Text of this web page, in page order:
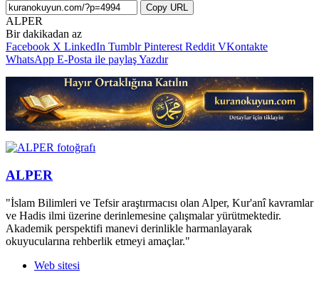
Copy URL
ALPER
Bir dakikadan az
Facebook X LinkedIn Tumblr Pinterest Reddit VKontakte
WhatsApp E-Posta ile paylaşYazdır
ALPER
"İslam Bilimleri ve Tefsir araştırmacısı olan Alper, Kur'anî kavramlar
ve Hadis ilmi üzerine derinlemesine çalışmalar yürütmektedir.
Akademik perspektifi manevi derinlikle harmanlayarak
okuyucularına rehberlik etmeyi amaçlar."
Web sitesi